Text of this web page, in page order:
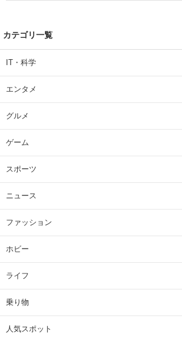
カテゴリ一覧
IT・科学
エンタメ
グルメ
ゲーム
スポーツ
ニュース
ファッション
ホビー
ライフ
乗り物
人気スポット